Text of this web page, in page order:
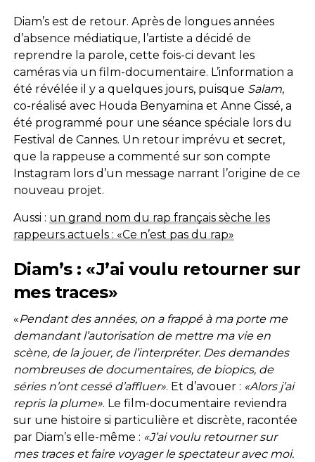
Diam’s est de retour. Après de longues années
d’absence médiatique, l’artiste a décidé de
reprendre la parole, cette fois-ci devant les
caméras via un film-documentaire. L’information a
été révélée il y a quelques jours, puisque Salam,
co-réalisé avec Houda Benyamina et Anne Cissé, a
été programmé pour une séance spéciale lors du
Festival de Cannes. Un retour imprévu et secret,
que la rappeuse a commenté sur son compte
Instagram lors d’un message narrant l’origine de ce
nouveau projet.
Aussi : un grand nom du rap français sèche les
rappeurs actuels : «Ce n’est pas du rap»
Diam’s : «J’ai voulu retourner sur
mes traces»
«Pendant des années, on a frappé à ma porte me
demandant l’autorisation de mettre ma vie en
scène, de la jouer, de l’interpréter. Des demandes
nombreuses de documentaires, de biopics, de
séries n’ont cessé d’affluer». Et d’avouer : «Alors j’ai
repris la plume». Le film-documentaire reviendra
sur une histoire si particulière et discrète, racontée
par Diam’s elle-même : «J’ai voulu retourner sur
mes traces et faire voyager le spectateur avec moi.